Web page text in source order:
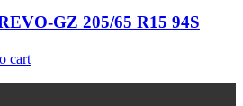
GZ 205/65 R15 94S
cart